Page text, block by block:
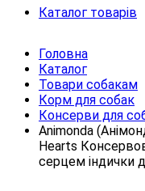
Каталог товарів
Головна
Каталог
Товари собакам
Корм для собак
Консерви для
Animonda
Hearts
серцем індички